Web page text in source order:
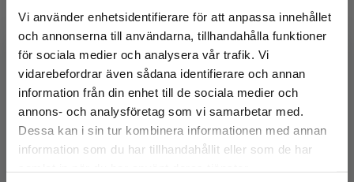
Vi använder enhetsidentifierare för att anpassa innehållet
och annonserna till användarna, tillhandahålla funktioner
för sociala medier och analysera vår trafik. Vi
vidarebefordrar även sådana identifierare och annan
information från din enhet till de sociala medier och
annons- och analysföretag som vi samarbetar med.
Dessa kan i sin tur kombinera informationen med annan
information som du har tillhandahållit eller som de har
Begränsad fraktregion
Det verkar som att du besöker
studentlitteratur.se via en enhet utanför Sverige.
Cancersjukdomar
285 krinkl. moms
Exkl. moms: 269 kr